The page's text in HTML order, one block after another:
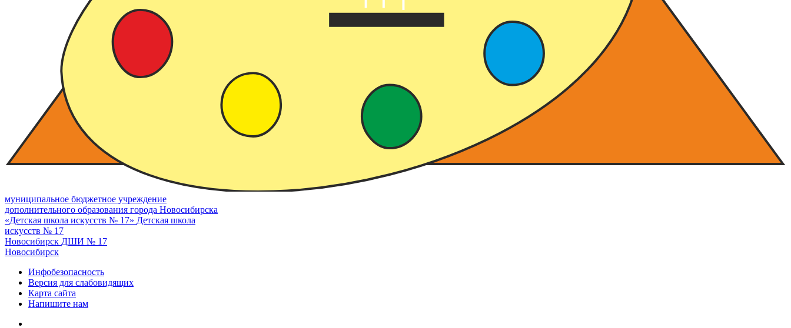
муниципальное бюджетное учреждение
дополнительного образования города Новосибирска
«Детская школа искусств № 17» Детская школа
искусств № 17
Новосибирск ДШИ № 17
Новосибирск
Инфобезопасность
Версия для слабовидящих
Карта сайта
Напишите нам